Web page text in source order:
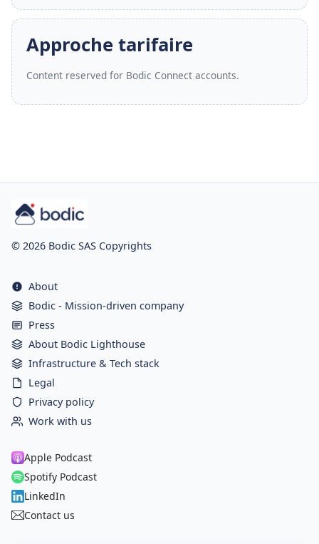
Approche tarifaire
Content reserved for Bodic Connect accounts.
© 2026 Bodic SAS Copyrights
About
Bodic - Mission-driven company
Press
About Bodic Lighthouse
Infrastructure & Tech stack
Legal
Privacy policy
Work with us
Apple Podcast
Spotify Podcast
LinkedIn
Contact us